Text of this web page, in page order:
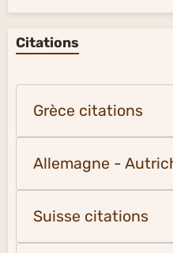
Citations
Grèce citations
Allemagne -
Suisse citations